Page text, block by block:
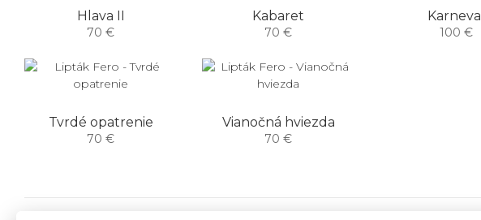
Hlava II
70 €
Kabaret
70 €
Karneval
100 €
Tvrdé opatrenie
70 €
Vianočná hviezda
70 €